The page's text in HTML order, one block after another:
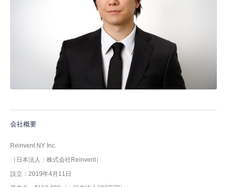
会社概要
Reinvent NY Inc.
（日本法人：株式会社Reinvent）
設立：2019年4月11日